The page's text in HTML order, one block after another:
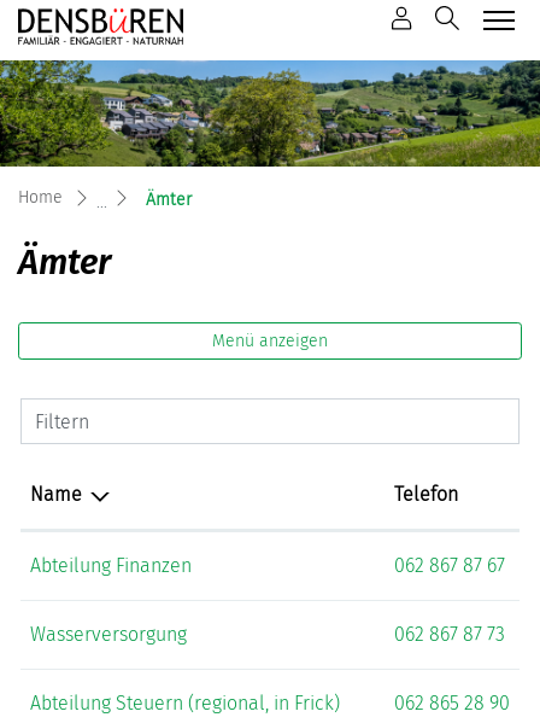
zur Startseite
Direkt zur Hauptnavigation
Direkt zum Inhalt
Direkt zur Suche
Direkt zum Stichwortverzeichnis
Home Ämter(ausgewählt)
Ämter
Menü anzeigen
Filtern
Name Telefon
Abteilung Finanzen 062 867 87 67
Wasserversorgung 062 867 87 73
Abteilung Steuern (regional, in Frick) 062 865 28 90